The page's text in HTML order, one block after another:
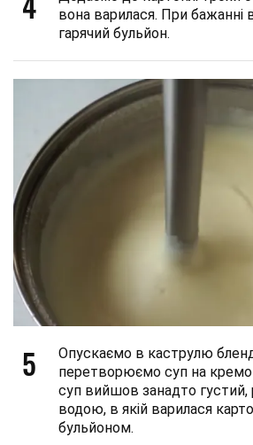
вона варилася. При
гарячий бульйон.
5
Опускаємо в каструлю
перетворюємо суп на
суп вийшов занадто густий,
водою, в якій варилася
бульйоном.